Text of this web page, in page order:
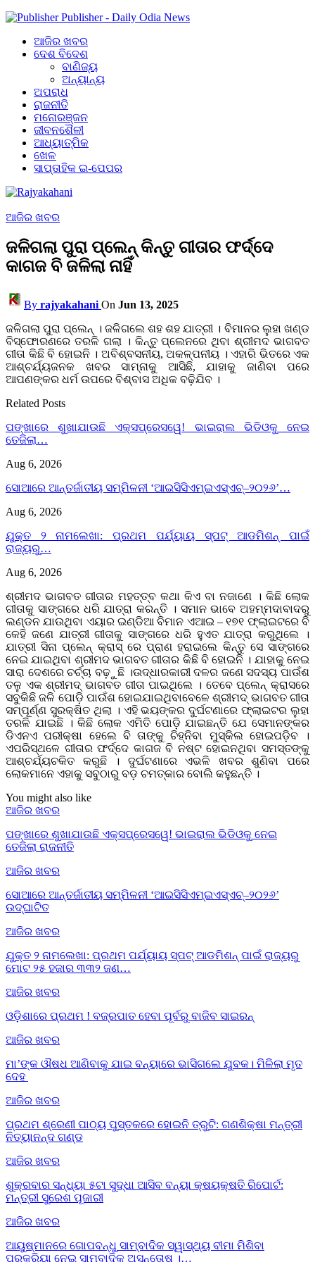
Publisher - Daily Odia News
ଆଜିର ଖବର
ଦେଶ ବିଦେଶ
ବାଣିଜ୍ୟ
ଅନ୍ୟାନ୍ୟ
ଅପରାଧ
ରାଜନୀତି
ମନୋରଞ୍ଜନ
ଜୀବନଶୈଳୀ
ଆଧ୍ୟାତ୍ମିକ
ଖେଳ
ସାପ୍ତାହିକ ଇ-ପେପର
ଆଜିର ଖବର
ଜଳିଗଲା ପୁରା ପ୍ଲେନ୍ କିନ୍ତୁ ଗୀତାର ଫର୍ଦ୍ଦେ
କାଗଜ ବି ଜଳିଲା ନାହିଁ
By rajyakahani On Jun 13, 2025
ଜଳିଗଲା ପୁରା ପ୍ଲେନ୍ । ଜଳିଗଲେ ଶହ ଶହ ଯାତ୍ରୀ । ବିମାନର ଲୁହା ଖଣ୍ଡ
ବିସ୍ଫୋରଣରେ ତରଳି ଗଲା । କିନ୍ତୁ ପ୍ଲେନରେ ଥିବା ଶ୍ରୀମଦ ଭାଗବତ
ଗୀତା କିଛି ବି ହୋଇନି । ଅବିଶ୍ବସନୀୟ, ଅକଳ୍ପନୀୟ । ଏହାରି ଭିତରେ ଏକ
ଆଶ୍ଚର୍ଯ୍ୟଜନକ ଖବର ସାମ୍ନାକୁ ଆସିଛି, ଯାହାକୁ ଜାଣିବା ପରେ
ଆପଣଙ୍କର ଧର୍ମ ଉପରେ ବିଶ୍ବାସ ଅଧିକ ବଢ଼ିଯିବ ।
Related Posts
ପଙ୍ଖାରେ ଶୁଖାଯାଉଛି ଏକ୍ସପ୍ରେସୱେ! ଭାଇରାଲ ଭିଡିଓକୁ ନେଇ
ତେଜିଲା…
Aug 6, 2026
ସୋଆରେ ଆନ୍ତର୍ଜାତୀୟ ସମ୍ମିଳନୀ ‘ଆଇସିସିଏମ୍‌ଇଏସ୍‌ଏଚ୍‌–୨୦୨୬’…
Aug 6, 2026
ଯୁକ୍ତ ୨ ନାମଲେଖା: ପ୍ରଥମ ପର୍ଯ୍ୟାୟ ସ୍ପଟ୍ ଆଡମିଶନ୍ ପାଇଁ
ରାଜ୍ୟରୁ…
Aug 6, 2026
ଶ୍ରୀମଦ ଭାଗବତ ଗୀତାର ମହତ୍ତ୍ବ କଥା କିଏ ବା ନଜାଣେ । କିଛି ଲୋକ
ଗୀତାକୁ ସାଙ୍ଗରେ ଧରି ଯାତ୍ରା କରନ୍ତି । ସମାନ ଭାବେ ଅହମ୍ମଦାବାଦରୁ
ଲଣ୍ଡନ ଯାଉଥିବା ଏୟାର ଇଣ୍ଡିଆ ବିମାନ ଏଆଇ – ୧୭୧ ଫ୍ଲାଇଟରେ ବି
କେହି ଜଣେ ଯାତ୍ରୀ ଗୀତାକୁ ସାଙ୍ଗରେ ଧରି ହୁଏତ ଯାତ୍ରା କରୁଥିଲେ ।
ଯାତ୍ରୀ ସିନା ପ୍ଲେନ୍ କ୍ରାସ୍ ରେ ପ୍ରାଣ ହରାଇଲେ କିନ୍ତୁ ସେ ସାଙ୍ଗରେ
ନେଇ ଯାଇଥିବା ଶ୍ରୀମଦ ଭାଗବତ ଗୀତାର କିଛି ବି ହୋଇନି । ଯାହାକୁ ନେଇ
ସାରା ଦେଶରେ ଚର୍ଚ୍ଚା ବଢ଼ୁଛି ।ଉଦ୍ଧାରକାରୀ ଦଳର ଜଣେ ସଦସ୍ୟ ପାଉଁଶ
ତଳୁ ଏକ ଶ୍ରୀମଦ୍ ଭାଗବତ ଗୀତା ପାଇଥିଲେ । ତେବେ ପ୍ଲେନ୍ କ୍ରାସରେ
ସବୁକିଛି ଜଳି ପୋଡ଼ି ପାଉଁଶ ହୋଇଯାଇଥିବାବେଳେ ଶ୍ରୀମଦ୍ ଭାଗବତ ଗୀତା
ସମ୍ପୂର୍ଣ୍ଣ ସୁରକ୍ଷିତ ଥିଲା । ଏହି ଭୟଙ୍କର ଦୁର୍ଘଟଣାରେ ଫ୍ଲାଇଟର ଲୁହା
ତରଳି ଯାଇଛି । କିଛି ଲୋକ ଏମିତି ପୋଡ଼ି ଯାଇଛନ୍ତି ଯେ ସେମାନଙ୍କର
ଡିଏନଏ ପରୀକ୍ଷା ହେଲେ ବି ତାଙ୍କୁ ଚିହ୍ନିବା ମୁସ୍କିଲ ହୋଇପଡ଼ିବ ।
ଏପରିସ୍ଥଳେ ଗୀତାର ଫର୍ଦ୍ଦେ କାଗଜ ବି ନଷ୍ଟ ହୋଇନଥିବା ସମସ୍ତଙ୍କୁ
ଆଶ୍ଚର୍ଯ୍ୟଚକିତ କରୁଛି । ଦୁର୍ଘଟଣାରେ ଏଭଳି ଖବର ଶୁଣିବା ପରେ
ଲୋକମାନେ ଏହାକୁ ସବୁଠାରୁ ବଡ଼ ଚମତ୍କାର ବୋଲି କହୁଛନ୍ତି ।
You might also like
ଆଜିର ଖବର
ପଙ୍ଖାରେ ଶୁଖାଯାଉଛି ଏକ୍ସପ୍ରେସୱେ! ଭାଇରାଲ ଭିଡିଓକୁ ନେଇ
ତେଜିଲା ରାଜନୀତି
ଆଜିର ଖବର
ସୋଆରେ ଆନ୍ତର୍ଜାତୀୟ ସମ୍ମିଳନୀ ‘ଆଇସିସିଏମ୍‌ଇଏସ୍‌ଏଚ୍‌–୨୦୨୬’
ଉଦ୍‌ଘାଟିତ
ଆଜିର ଖବର
ଯୁକ୍ତ ୨ ନାମଲେଖା: ପ୍ରଥମ ପର୍ଯ୍ୟାୟ ସ୍ପଟ୍ ଆଡମିଶନ୍ ପାଇଁ ରାଜ୍ୟରୁ
ମୋଟ ୨୫ ହଜାର ୩୩୨ ଜଣ…
ଆଜିର ଖବର
ଓଡ଼ିଶାରେ ପ୍ରଥମ ! ବଜ୍ରପାତ ହେବା ପୂର୍ବରୁ ବାଜିବ ସାଇରନ୍
ଆଜିର ଖବର
ମା’ଙ୍କ ଔଷଧ ଆଣିବାକୁ ଯାଇ ବନ୍ୟାରେ ଭାସିଗଲେ ଯୁବକ। ମିଳିଲା ମୃତ
ଦେହ
ଆଜିର ଖବର
ପ୍ରଥମ ଶ୍ରେଣୀ ପାଠ୍ୟ ପୁସ୍ତକରେ ହୋଇନି ତ୍ରୁଟି: ଗଣଶିକ୍ଷା ମନ୍ତ୍ରୀ
ନିତ୍ୟାନନ୍ଦ ଗଣ୍ଡ
ଆଜିର ଖବର
ଶୁକ୍ରବାର ସନ୍ଧ୍ୟା ୫ଟା ସୁଦ୍ଧା ଆସିବ ବନ୍ୟା କ୍ଷୟକ୍ଷତି ରିପୋର୍ଟ:
ମନ୍ତ୍ରୀ ସୁରେଶ ପୂଜାରୀ
ଆଜିର ଖବର
ଆୟୁଷ୍ମାନରେ ଗୋପବନ୍ଧୁ ସାମ୍ବାଦିକ ସ୍ୱାସ୍ଥ୍ୟ ବୀମା ମିଶିବା
ପ୍ରକ୍ରିୟା ନେଇ ସାମ୍ବାଦିକ ଅସନ୍ତୋଷ ।…